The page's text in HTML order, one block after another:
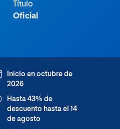
Título
Oficial
Inicio en octubre de
2026
Hasta 43% de
descuento hasta el 14
de agosto